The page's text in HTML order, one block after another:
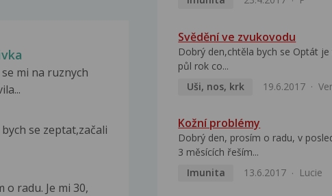
mi na ruznych
se zeptat,začali
radu. Je mi 30,
Svědění ve zvukovodu
Dobrý den,chtěla bych se Optát
půl rok co...
Uši, nos, krk
19.6.2017
Kožní problémy
Dobrý den, prosím o radu, v
3 měsících řeším...
Imunita
13.6.2017 Lucie